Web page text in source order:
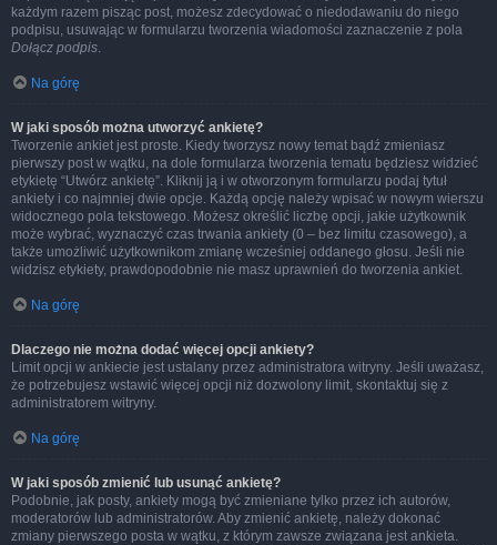
każdym razem pisząc post, możesz zdecydować o niedodawaniu do niego
podpisu, usuwając w formularzu tworzenia wiadomości zaznaczenie z pola
Dołącz podpis.
Na górę
W jaki sposób można utworzyć ankietę?
Tworzenie ankiet jest proste. Kiedy tworzysz nowy temat bądź zmieniasz
pierwszy post w wątku, na dole formularza tworzenia tematu będziesz widzieć
etykietę “Utwórz ankietę”. Kliknij ją i w otworzonym formularzu podaj tytuł
ankiety i co najmniej dwie opcje. Każdą opcję należy wpisać w nowym wierszu
widocznego pola tekstowego. Możesz określić liczbę opcji, jakie użytkownik
może wybrać, wyznaczyć czas trwania ankiety (0 – bez limitu czasowego), a
także umożliwić użytkownikom zmianę wcześniej oddanego głosu. Jeśli nie
widzisz etykiety, prawdopodobnie nie masz uprawnień do tworzenia ankiet.
Na górę
Dlaczego nie można dodać więcej opcji ankiety?
Limit opcji w ankiecie jest ustalany przez administratora witryny. Jeśli uważasz,
że potrzebujesz wstawić więcej opcji niż dozwolony limit, skontaktuj się z
administratorem witryny.
Na górę
W jaki sposób zmienić lub usunąć ankietę?
Podobnie, jak posty, ankiety mogą być zmieniane tylko przez ich autorów,
moderatorów lub administratorów. Aby zmienić ankietę, należy dokonać
zmiany pierwszego posta w wątku, z którym zawsze związana jest ankieta.